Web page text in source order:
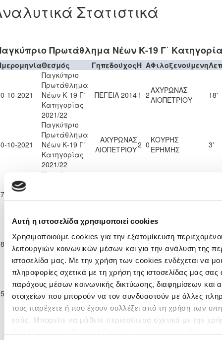
Αυτή η ιστοσελίδα χρησιμοποιεί cookies
Χρησιμοποιούμε cookies για την εξατομίκευση
λειτουργιών κοινωνικών μέσων και για την ανάλυση της
ιστοσελίδα μας. Με την χρήση των cookies ενδέχεται να
πληροφορίες σχετικά με τη χρήση της ιστοσελίδας μας
παρόχους μέσων κοινωνικής δικτύωσης, διαφημίσεων και
στοιχείων που μπορούν να τον συνδυαστούν με άλλες
τους παρέχετε ή που έχουν συλλέξει από τη χρήση των
εσάς. Μπορείτε να μάθετε περισσότερα σχετικά με την
Στατιστικά
Πρωτάθλημα Νέων Κ-19 Γ΄
Θεσμός ΓηπεδούχοςH AΦιλοξενούμενη
10-2021
Παγκύπριο
Πρωτάθλημα
Νέων Κ-19 Γ΄
Κατηγορίας
2021/22
ΠΕΓΕΙΑ 20141 2ΑΧΥΡΩΝΑΣ
ΛΙΟΠΕΤΡΙΟΥ
18'
10-2021
Παγκύπριο
Πρωτάθλημα
Νέων Κ-19 Γ΄
Κατηγορίας
2021/22
ΑΧΥΡΩΝΑΣ
ΛΙΟΠΕΤΡΙΟΥ2 0 ΚΟΥΡΗΣ
ΕΡΗΜΗΣ
3'
11-2021
Παγκύπριο
Κατηγορίας
ΟΡΜΗΔΕΙΑΣ
ΛΙΟΠΕΤΡΙΟΥ
11-2021
Παγκύπριο
Πρωτάθλημα
Νέων Κ-19 Γ΄
Κατηγορίας
2021/22
ΧΑΛΚΑΝΟΡΑΣ
ΙΔΑΛΙΟΥ
1 ΑΧΥΡΩΝΑΣ
ΛΙΟΠΕΤΡΙΟΥ
12-2021
Παγκύπριο
Πρωτάθλημα
Νέων Κ-19 Γ΄
Κατηγορίας
2021/22
ΑΧΥΡΩΝΑΣ
ΛΙΟΠΕΤΡΙΟΥ5 0ΑΠΕΠ ΠΙΤΣΙΛΙΑΣ 11'
Παγκύπριο